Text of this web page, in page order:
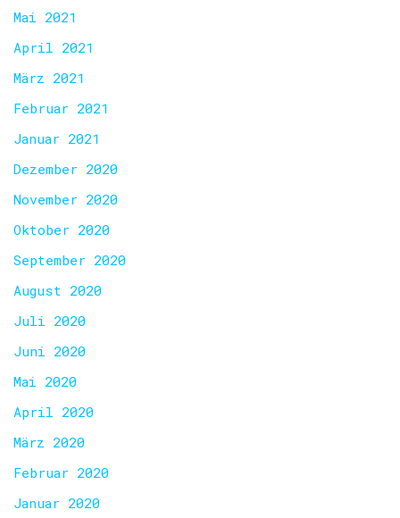
Mai 2021
April 2021
März 2021
Februar 2021
Januar 2021
Dezember 2020
November 2020
Oktober 2020
September 2020
August 2020
Juli 2020
Juni 2020
Mai 2020
April 2020
März 2020
Februar 2020
Januar 2020